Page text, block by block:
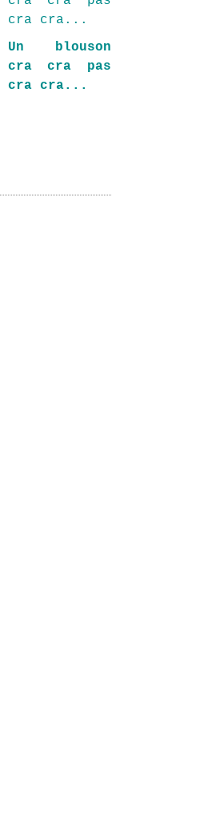
Un blouson
cra cra pas
cra cra...